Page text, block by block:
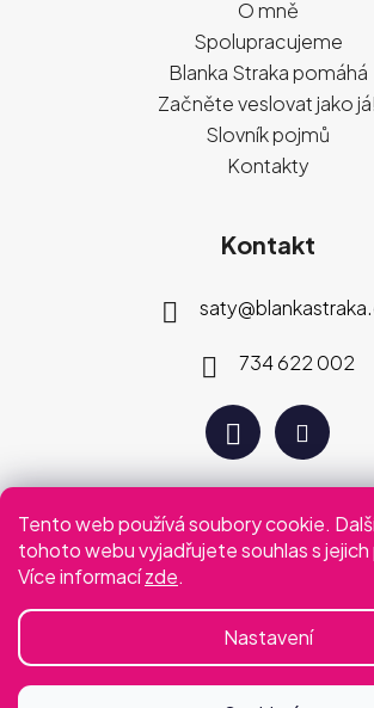
Tento web používá soubory cookie.
tohoto webu vyjadřujete souhlas s jejich
Více informacízde.
Nastavení
O mně
Spolupracujeme
Blanka Straka pomáhá
Začněte veslovat jako já!
Slovník pojmů
Kontakty
Kontakt
saty@
734 622 002
Plaťte jak vám vyhovuje
Podmínky ochrany osobních údajů